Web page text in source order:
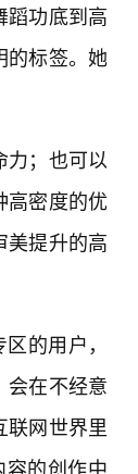
蹈功底到高
的标签。她
力；也可以
高密度的优
美提升的高
的用户，
会在不经意
联网世界里
的创作中